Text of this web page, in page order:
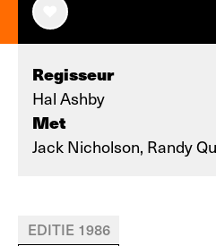
Regisseur
Hal Ashby
Met
Jack Nicholson, Randy
EDITIE 1986